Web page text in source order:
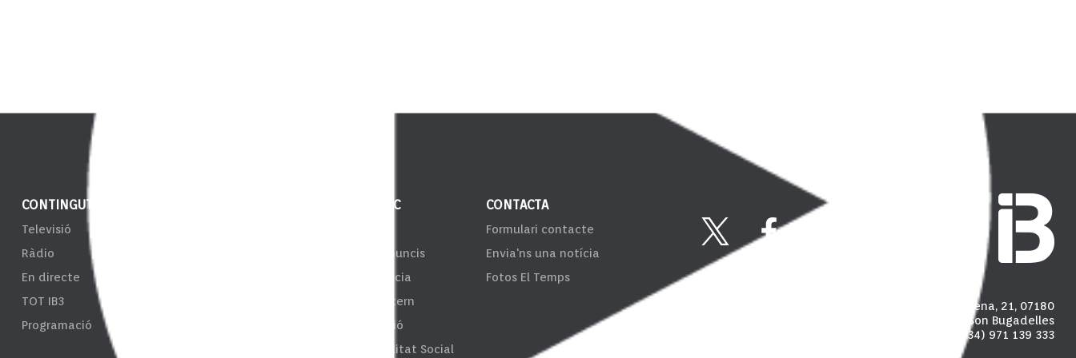
CONTINGUT
Televisió
Ràdio
En directe
TOT IB3
Programació
ENS PÚBLIC
Tauler d'anuncis
Transparència
Sistema Intern
d'Informació
Responsibilitat Social
CONTACTA
Formulari contacte
Envia'ns una notícia
Fotos El Temps
Carrer Madalena, 21, 07180
Polígon industrial de Son Bugadelles
(+34) 971 139 333